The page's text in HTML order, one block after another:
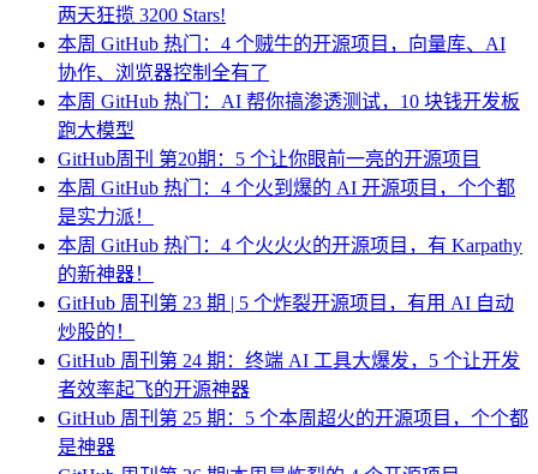
两天狂揽 3200 Stars!
本周 GitHub 热门：4 个贼牛的开源项目，向量库、AI
协作、浏览器控制全有了
本周 GitHub 热门：AI 帮你搞渗透测试，10 块钱开发板
跑大模型
GitHub周刊 第20期：5 个让你眼前一亮的开源项目
本周 GitHub 热门：4 个火到爆的 AI 开源项目，个个都
是实力派！
本周 GitHub 热门：4 个火火火的开源项目，有 Karpathy
的新神器！
GitHub 周刊第 23 期 | 5 个炸裂开源项目，有用 AI 自动
炒股的！
GitHub 周刊第 24 期：终端 AI 工具大爆发，5 个让开发
者效率起飞的开源神器
GitHub 周刊第 25 期：5 个本周超火的开源项目，个个都
是神器